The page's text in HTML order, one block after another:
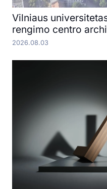
Vilniaus
rengimo centro
2026.08.03